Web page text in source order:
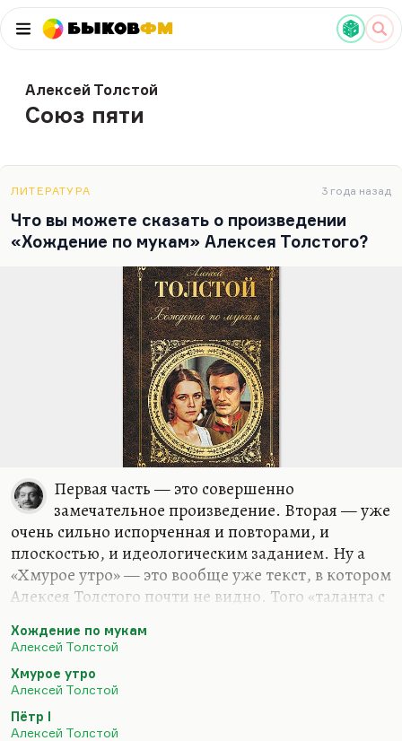
БыковФМ
Алексей Толстой
Союз пяти
ЛИТЕРАТУРА 3 года назад
Что вы можете сказать о произведении
«Хождение по мукам» Алексея Толстого?
Первая часть — это совершенно
замечательное произведение. Вторая — уже
очень сильно испорченная и повторами, и
плоскостью, и идеологическим заданием. Ну а
«Хмурое утро» — это вообще уже текст, в котором
Алексея Толстого почти не видно. Того «таланта с
уже там практически нельзя различить. Он
время войны, когда появились «Рассказы Ивана
многие).
Хождение по мукам
Алексей Толстой
Хмурое утро
Алексей Толстой
Пётр I
Алексей Толстой